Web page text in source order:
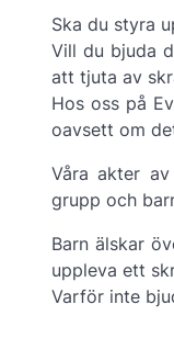
Ska du styra
Vill du bjuda
att tjuta av
Hos oss på
oavsett om
Våra akter
grupp och
Barn älskar
uppleva ett
Varför inte